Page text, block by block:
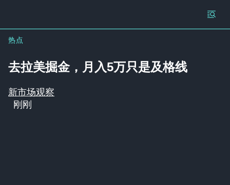
热点
去拉美掘金，月入5万只是及格线
新市场观察
刚刚